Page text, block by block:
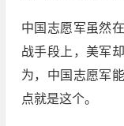
中国志愿军虽然
战手段上，美军
为，中国志愿军
点就是这个。